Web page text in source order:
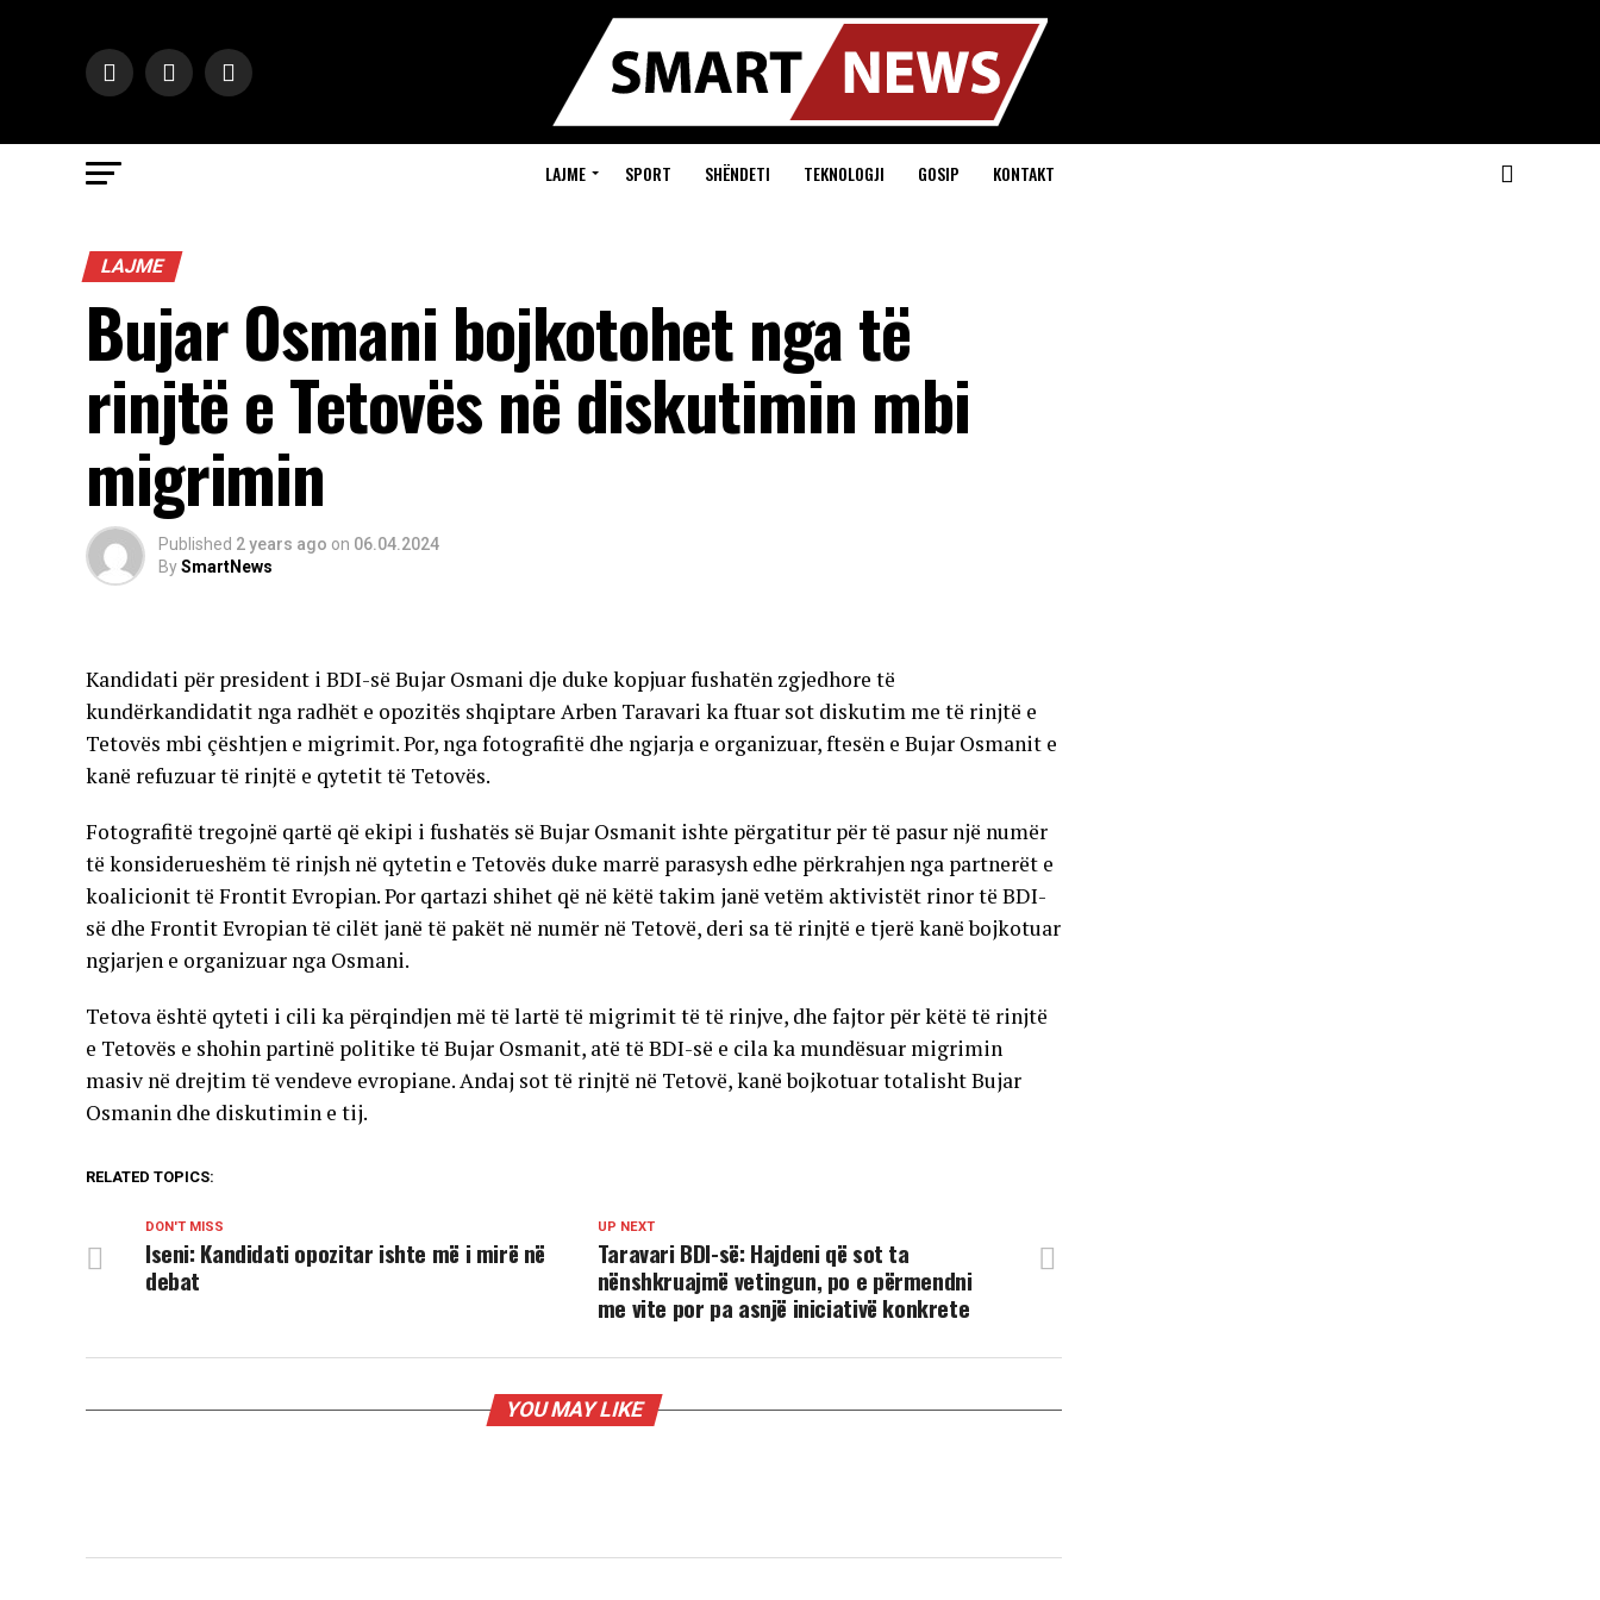
LAJME SPORT SHËNDETI TEKNOLOGJI GOSIP KONTAKT
LAJME
Bujar Osmani bojkotohet nga të
rinjtë e Tetovës në diskutimin mbi
migrimin
Published 2 years ago on 06.04.2024
BySmartNews
Kandidati për president i BDI-së Bujar Osmani dje duke kopjuar fushatën zgjedhore të
kundërkandidatit nga radhët e opozitës shqiptare Arben Taravari ka ftuar sot diskutim me të rinjtë e
Tetovës mbi çështjen e migrimit. Por, nga fotografitë dhe ngjarja e organizuar, ftesën e Bujar Osmanit e
kanë refuzuar të rinjtë e qytetit të Tetovës.
Fotografitë tregojnë qartë që ekipi i fushatës së Bujar Osmanit ishte përgatitur për të pasur një numër
të konsiderueshëm të rinjsh në qytetin e Tetovës duke marrë parasysh edhe përkrahjen nga partnerët e
koalicionit të Frontit Evropian. Por qartazi shihet që në këtë takim janë vetëm aktivistët rinor të BDI-
së dhe Frontit Evropian të cilët janë të pakët në numër në Tetovë, deri sa të rinjtë e tjerë kanë bojkotuar
ngjarjen e organizuar nga Osmani.
Tetova është qyteti i cili ka përqindjen më të lartë të migrimit të të rinjve, dhe fajtor për këtë të rinjtë
e Tetovës e shohin partinë politike të Bujar Osmanit, atë të BDI-së e cila ka mundësuar migrimin
masiv në drejtim të vendeve evropiane. Andaj sot të rinjtë në Tetovë, kanë bojkotuar totalisht Bujar
Osmanin dhe diskutimin e tij.
RELATED TOPICS:
UP NEXT
Taravari BDI-së: Hajdeni që sot ta
nënshkruajmë vetingun, po e përmendni
me vite por pa asnjë iniciativë konkrete
DON'T MISS
Iseni: Kandidati opozitar ishte më i mirë në
debat
YOU MAY LIKE